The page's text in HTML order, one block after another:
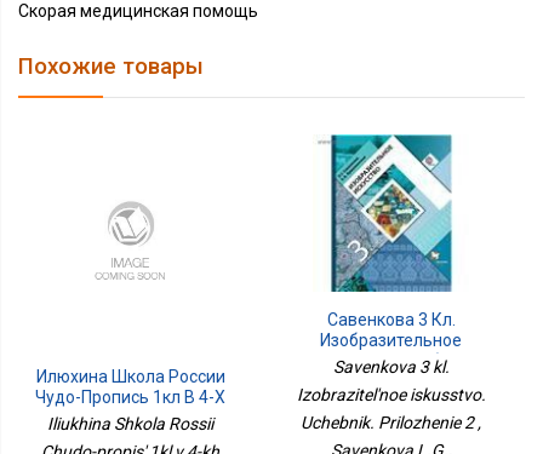
Скорая медицинская помощь
Похожие товары
Илюхина Школа России
Чудо-Пропись 1кл В 4-Х
Частях. Часть 4
Iliukhina Shkola Rossii
Савенкова 3 Кл.
Изобразительное
Искусство. Учебник.
Приложение 2
Savenkova 3 kl.
Izobrazitel'noe iskusstvo.
Uchebnik. Prilozhenie 2 ,
Savenkova L.G.,